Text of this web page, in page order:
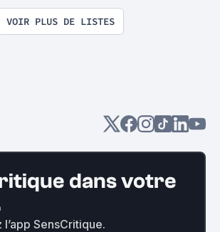
VOIR PLUS DE LISTES
dans votre
SensCritique.